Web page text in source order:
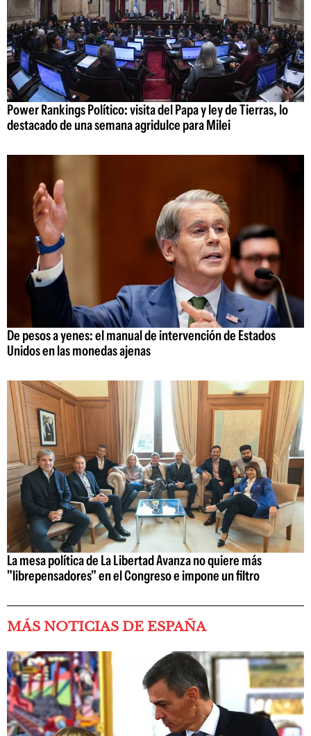
Power Rankings Político: visita del Papa y ley de Tierras, lo
destacado de una semana agridulce para Milei
De pesos a yenes: el manual de intervención de Estados
Unidos en las monedas ajenas
La mesa política de La Libertad Avanza no quiere más
"librepensadores" en el Congreso e impone un filtro
MÁS NOTICIAS DE ESPAÑA